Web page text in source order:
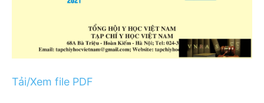
Tải/Xem file PDF